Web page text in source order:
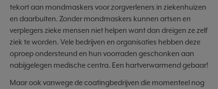
tekort aan mondmaskers voor zorgverleners in ziekenhuizen
en daarbuiten. Zonder mondmaskers kunnen artsen en
verplegers zieke mensen niet helpen want dan dreigen ze zelf
ziek te worden. Vele bedrijven en organisaties hebben deze
oproep ondersteund en hun voorraden geschonken aan
nabijgelegen medische centra. Een hartverwarmend gebaar!
Maar ook vanwege de coatingbedrijven die momenteel nog